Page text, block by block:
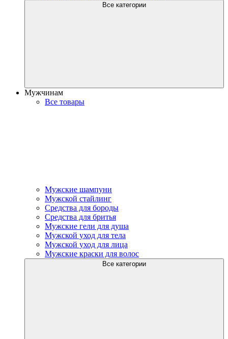
Все категории
Мужчинам
Все товары
Мужские шампуни
Мужской стайлинг
Средства для бороды
Средства для бритья
Мужские гели для душа
Мужской уход для тела
Мужской уход для лица
Мужские краски для волос
Все категории